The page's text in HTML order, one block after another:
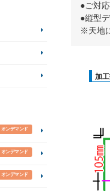
●ご対
●縦型
※天地
加
オンデマンド
オンデマンド
オンデマンド